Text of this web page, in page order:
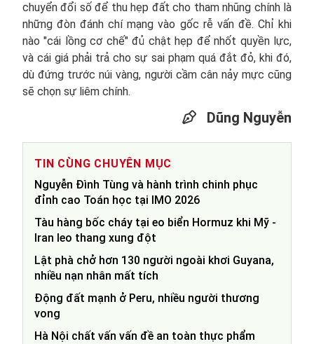
chuyển đổi số để thu hẹp đất cho tham nhũng chính là
những đòn đánh chí mạng vào gốc rễ vấn đề. Chỉ khi
nào "cái lồng cơ chế" đủ chật hẹp để nhốt quyền lực,
và cái giá phải trả cho sự sai phạm quá đắt đỏ, khi đó,
dù đứng trước núi vàng, người cầm cân nảy mực cũng
sẽ chọn sự liêm chính.
Dũng Nguyễn
TIN CÙNG CHUYÊN MỤC
Nguyễn Đình Tùng và hành trình chinh phục
đỉnh cao Toán học tại IMO 2026
Tàu hàng bốc cháy tại eo biển Hormuz khi Mỹ -
Iran leo thang xung đột
Lật phà chở hơn 130 người ngoài khơi Guyana,
nhiều nạn nhân mất tích
Động đất mạnh ở Peru, nhiều người thương
vong
Hà Nội chất vấn vấn đề an toàn thực phẩm